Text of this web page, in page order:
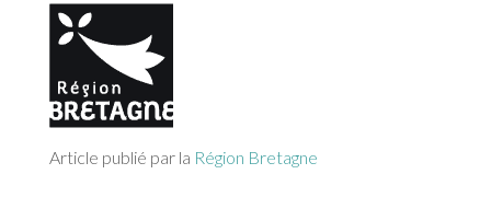
Article publié par la Région Bretagne